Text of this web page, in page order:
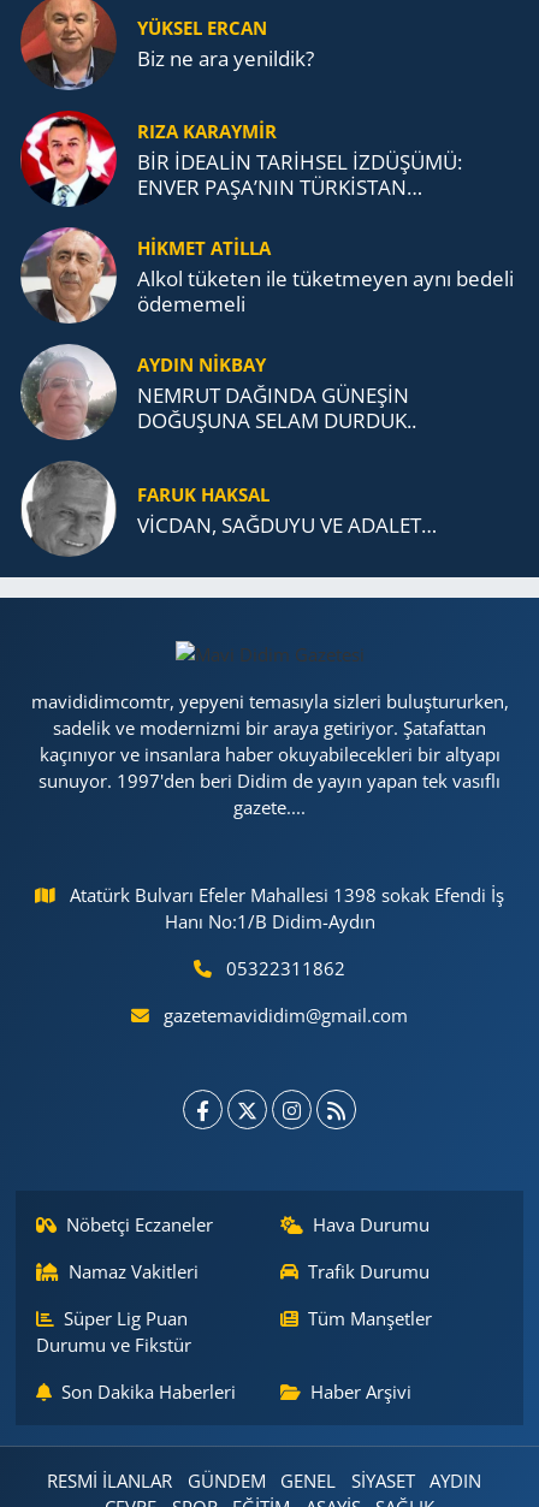
YÜKSEL ERCAN
Biz ne ara yenildik?
RIZA KARAYMIR
BİR İDEALİN TARİHSEL İZDÜŞÜMÜ:
ENVER PAŞA’NIN TÜRKİSTAN
TEŞKİLATI’NA UZANAN MİRASI
HİKMET ATİLLA
Alkol tü­ke­ten ile tü­ket­me­yen aynı be­de­li
öde­me­me­li
AYDIN NİKBAY
NEMRUT DAĞINDA GÜNEŞİN
DOĞUŞUNA SELAM DURDUK..
FARUK HAKSAL
VİCDAN, SAĞ­DU­YU VE ADA­LET…
mavididimcomtr, yepyeni temasıyla sizleri buluştururken,
sadelik ve modernizmi bir araya getiriyor. Şatafattan
kaçınıyor ve insanlara haber okuyabilecekleri bir altyapı
sunuyor. 1997'den beri Didim de yayın yapan tek vasıflı
gazete....
Atatürk Bulvarı Efeler Mahallesi 1398 sokak Efendi İş
Hanı No:1/B Didim-Aydın
05322311862
gazetemavididim@gmail.com
Nöbetçi Eczaneler
Hava Durumu
Namaz Vakitleri
Trafik Durumu
Süper Lig Puan
Durumu ve Fikstür
Tüm Manşetler
Son Dakika Haberleri Haber Arşivi
RESMİ İLANLAR GÜNDEM GENEL SİYASET
AYDIN